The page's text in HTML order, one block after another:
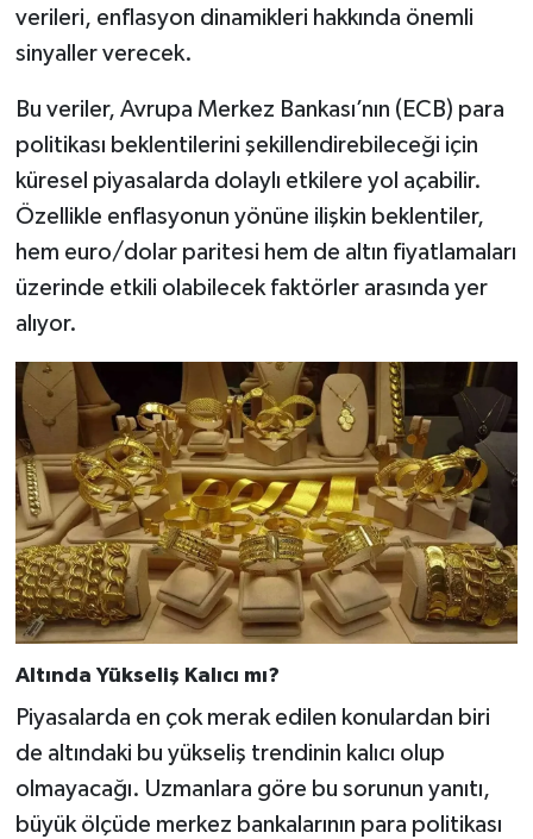
verileri, enflasyon dinamikleri hakkında önemli
sinyaller verecek.
Bu veriler, Avrupa Merkez Bankası’nın (ECB) para
politikası beklentilerini şekillendirebileceği için
küresel piyasalarda dolaylı etkilere yol açabilir.
Özellikle enflasyonun yönüne ilişkin beklentiler,
hem euro/dolar paritesi hem de altın fiyatlamaları
üzerinde etkili olabilecek faktörler arasında yer
alıyor.
Altında Yükseliş Kalıcı mı?
Piyasalarda en çok merak edilen konulardan biri
de altındaki bu yükseliş trendinin kalıcı olup
olmayacağı. Uzmanlara göre bu sorunun yanıtı,
büyük ölçüde merkez bankalarının para politikası